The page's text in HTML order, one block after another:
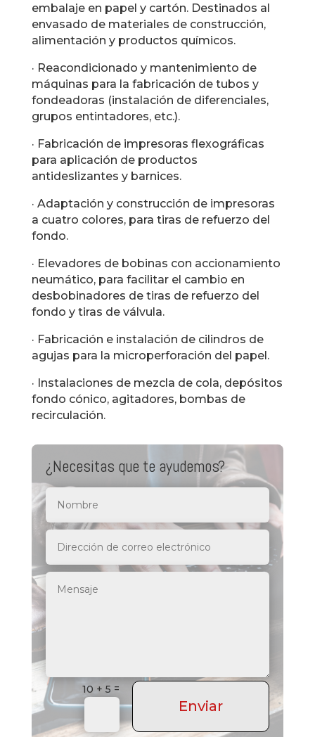
embalaje en papel y cartón. Destinados al
envasado de materiales de construcción,
alimentación y productos químicos.
· Reacondicionado y mantenimiento de
máquinas para la fabricación de tubos y
fondeadoras (instalación de diferenciales,
grupos entintadores, etc.).
· Fabricación de impresoras flexográficas
para aplicación de productos
antideslizantes y barnices.
· Adaptación y construcción de impresoras
a cuatro colores, para tiras de refuerzo del
fondo.
· Elevadores de bobinas con accionamiento
neumático, para facilitar el cambio en
desbobinadores de tiras de refuerzo del
fondo y tiras de válvula.
· Fabricación e instalación de cilindros de
agujas para la microperforación del papel.
· Instalaciones de mezcla de cola, depósitos
fondo cónico, agitadores, bombas de
recirculación.
10 + 5 =
Enviar